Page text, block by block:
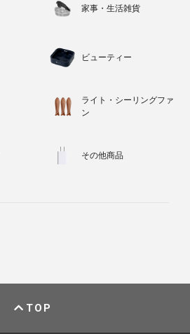
家事・生活雑貨
ビューティー
ライト・シーリングファ
ン
その他商品
TOP